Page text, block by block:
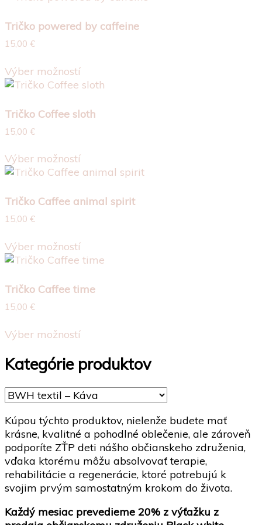
variantov.
môžete
vybrať
stránke
produktu.
Tričko powered by caffeine
15,00 €
Výber možností
má
variantov.
môžete
vybrať
stránke
produktu.
Tričko Coffee sloth
15,00 €
Výber možností
má
variantov.
môžete
vybrať
produktu.
Tričko Caffee animal spirit
15,00 €
Výber možností
má
variantov.
môžete
stránke
Tričko Caffee time
15,00 €
Výber možností
viacero
variantov.
Možnosti
si
môžete
vybrať
na
stránke
produktu.
Kategórie produktov
Kúpou týchto produktov, nielenže budete mať
krásne, kvalitné a pohodlné oblečenie, ale zároveň
podporíte ZŤP deti nášho občianskeho združenia,
vďaka ktorému môžu absolvovať terapie,
rehabilitácie a regenerácie, ktoré potrebujú k
svojim prvým samostatným krokom do života.
Každý mesiac prevedieme 20% z výťažku z